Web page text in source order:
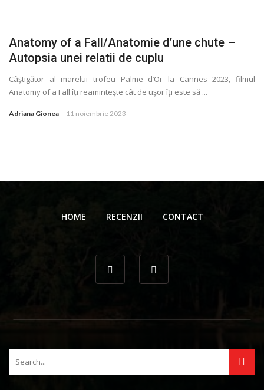
Anatomy of a Fall/Anatomie d’une chute –
Autopsia unei relatii de cuplu
Câștigător al marelui trofeu Palme d’Or la Cannes 2023, filmul
Anatomy of a Fall îţi reamintește cât de ușor îţi este să ...
Adriana Gionea 11 noiembrie 2023
HOME RECENZII CONTACT